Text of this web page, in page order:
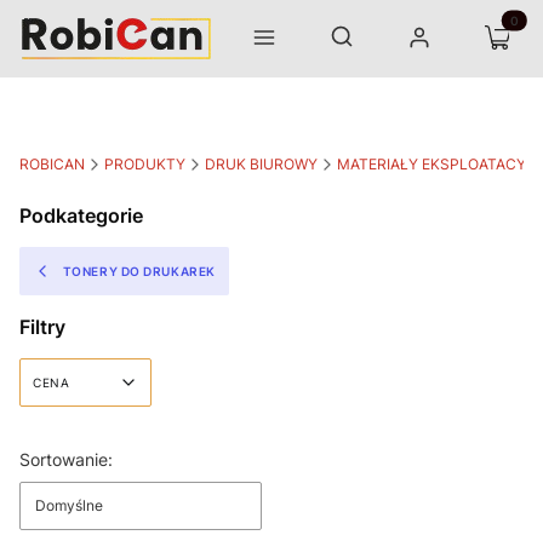
Menu Otwórz wyszukiwarkę
Szukaj Zaloguj się Koszyk
ROBICAN PRODUKTY DRUK BIUROWY MATERIAŁY
Podkategorie
TONERY DO DRUKAREK
Filtry
CENA
Lista produktów
Sortowanie:
Domyślne